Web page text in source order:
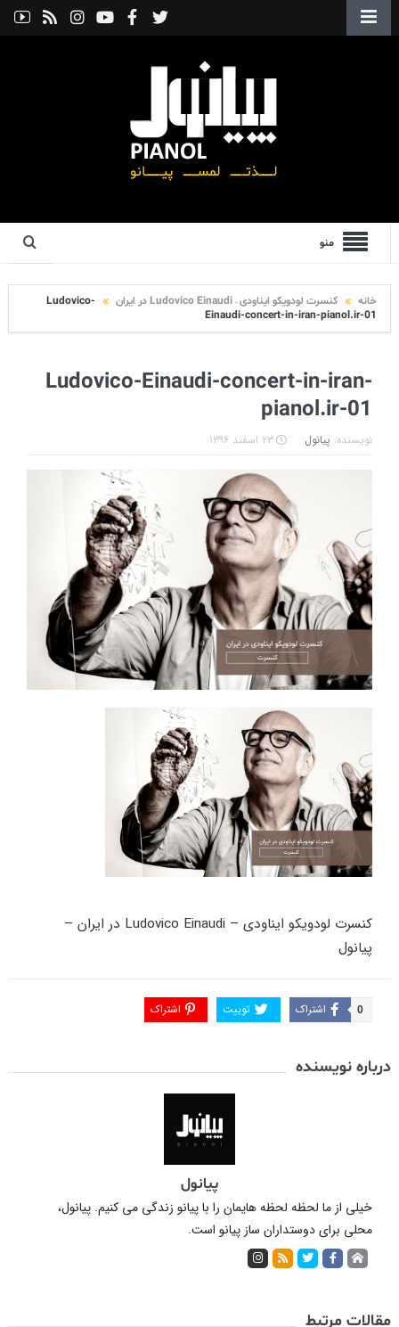
منو
خانه کنسرت لودویکو ایناودی – Ludovico Einaudi در ایران
Ludovico-
Einaudi-concert-in-iran-pianol.ir-01
Ludovico-Einaudi-concert-in-iran-
pianol.ir-01
نویسنده: پیانول ۲۳ اسفند ۱۳۹۶
کنسرت لودویکو ایناودی – Ludovico Einaudi در ایران –
پیانول
اشتراک 0 توییت اشتراک
درباره نویسنده
پیانول
خیلی از ما لحظه لحظه هایمان را با پیانو زندگی می کنیم. پیانول،
محلی برای دوستداران ساز پیانو است.
مقالات مرتبط